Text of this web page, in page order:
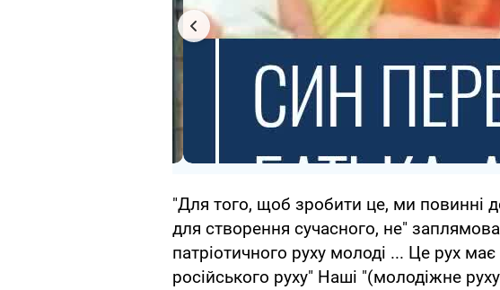
"Для того, щоб зробити це, ми повинні
для створення сучасного, не"
патріотичного руху молоді ... Це рух
російського руху" Наші "(молодіжне